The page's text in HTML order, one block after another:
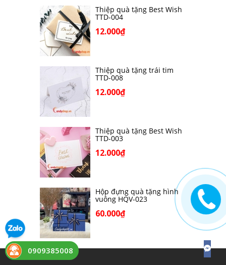
Thiệp quà tặng Best Wish
TTD-004
12.000₫
Thiệp quà tặng trái tim
TTD-008
12.000₫
Thiệp quà tặng Best Wish
TTD-003
12.000₫
Hộp đựng quà tặng hình
vuông HQV-023
60.000₫
0909385008